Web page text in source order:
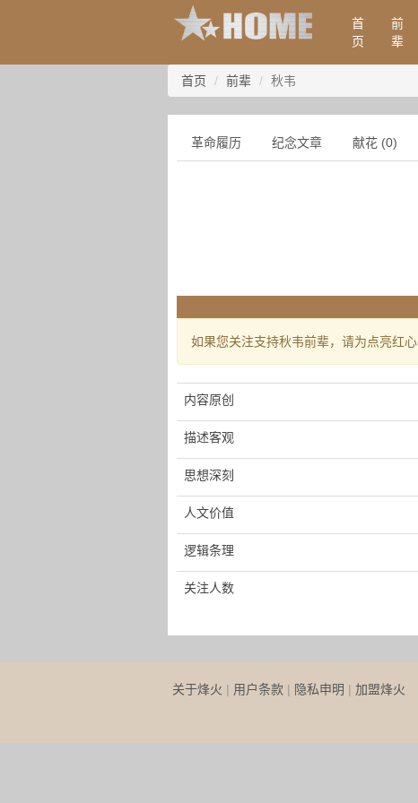
首
页
前
辈
首页 前辈 秋韦
革命履历 纪念文章 献花 (0)
如果您关注支持秋韦前辈，请为点亮红心
内容原创
描述客观
思想深刻
人文价值
逻辑条理
关注人数
关于烽火 | 用户条款 | 隐私申明 | 加盟烽火